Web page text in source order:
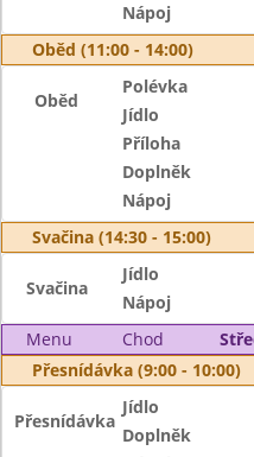
Nápoj
Oběd (11:00 - 14:00)
Oběd
Polévka
Jídlo
Příloha
Doplněk
Nápoj
Svačina (14:30 - 15:00)
Svačina
Jídlo
Nápoj
Menu
Chod
Přesnídávka (9:00 - 10:00)
Přesnídávka
Jídlo
Doplněk